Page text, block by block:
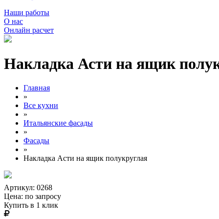
Наши работы
О нас
Онлайн расчет
Накладка Асти на ящик
Главная
»
Все кухни
»
Итальянские фасады
»
Фасады
»
Накладка Асти на ящик полукруглая
Артикул: 0268
Цена: по запросу
Купить в 1 клик